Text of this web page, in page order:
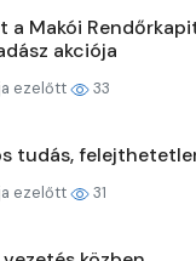
a Makói
akciója
ezelőtt 33
tudás,
ezelőtt 31